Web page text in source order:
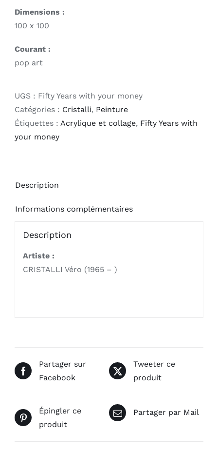
Dimensions :
100 x 100
Courant :
pop art
UGS : Fifty Years with your money
Catégories : Cristalli, Peinture
Étiquettes : Acrylique et collage, Fifty Years with
your money
Description
Informations complémentaires
Description
Artiste :
CRISTALLI Véro (1965 – )
Partager sur
Facebook
Tweeter ce
produit
Épingler ce
produit
Partager par Mail